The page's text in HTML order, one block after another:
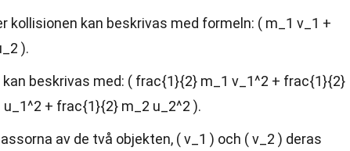
kollisionen kan beskrivas med formeln: ( m_1 v_1 +
).
beskrivas med: ( frac{1}{2} m_1 v_1^2 + frac{1}{2}
+ frac{1}{2} m_2 u_2^2 ).
av de två objekten, ( v_1 ) och ( v_2 ) deras